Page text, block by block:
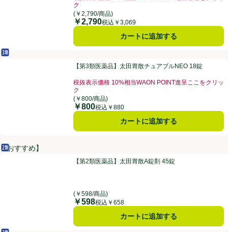
ク
お買い得品名：税抜表示価格 10%相当WAON POINT
(￥2,790/商品)
価格
￥2,790税込￥3,069
カートに追加する
【第3類医薬品】太田胃散チュアブルNEO 18錠
第3類医薬品
【第3類医薬品】太田胃散チュアブルNEO 18錠
税抜表示価格 10%相当WAON POINT進呈ここをクリッ
ク
お買い得品名：税抜表示価格 10%相当WAON POINT
(￥800/商品)
価格
￥800税込￥880
カートに追加する
【おすすめ】
【第2類医薬品】太田胃散A錠剤 45錠
第2類医薬品
【第2類医薬品】太田胃散A錠剤 45錠
(￥598/商品)
価格
￥598税込￥658
カートに追加する